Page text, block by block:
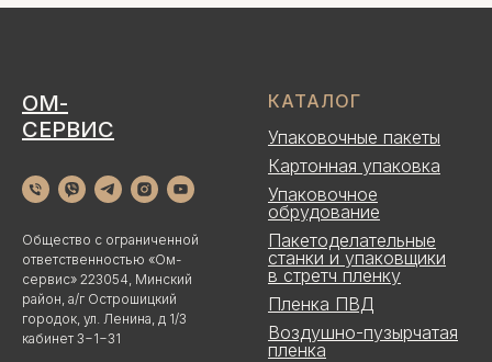
ОМ-
СЕРВИС
Общество с ограниченной
ответственностью «Ом-
сервис» 223054, Минский
район, а/г Острошицкий
городок, ул. Ленина, д 1/3
кабинет 3−1−31
КАТАЛОГ
Упаковочные пакеты
Картонная упаковка
Упаковочное
обрудование
Пакетоделательные
станки и упаковщики
в стретч пленку
Пленка ПВД
Воздушно-пузырчатая
пленка